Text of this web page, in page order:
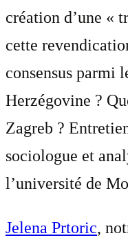
création d’une «
cette
consensus parmi
Herzégovine ?
Zagreb ?
sociologue et
l’université de
Jelena Prtoric,